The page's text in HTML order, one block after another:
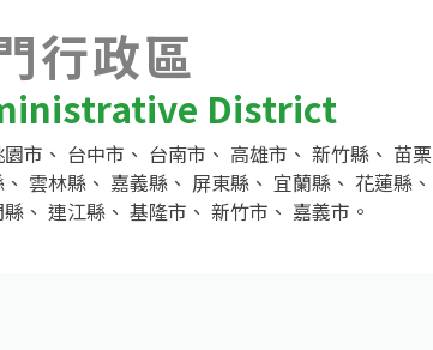
行政區
District
市 、 台中市 、 台南市 、 高雄市 、 新竹縣、 苗栗
、 雲林縣、 嘉義縣、 屏東縣、 宜蘭縣、 花蓮縣、
、 連江縣、 基隆市 、 新竹市 、 嘉義市 。